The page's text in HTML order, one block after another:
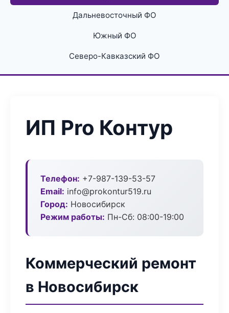
Дальневосточный ФО
Южный ФО
Северо-Кавказский ФО
ИП Pro Контур
Телефон: +7-987-139-53-57
Email: info@prokontur519.ru
Город: Новосибирск
Режим работы: Пн-Сб: 08:00-19:00
Коммерческий ремонт
в Новосибирск